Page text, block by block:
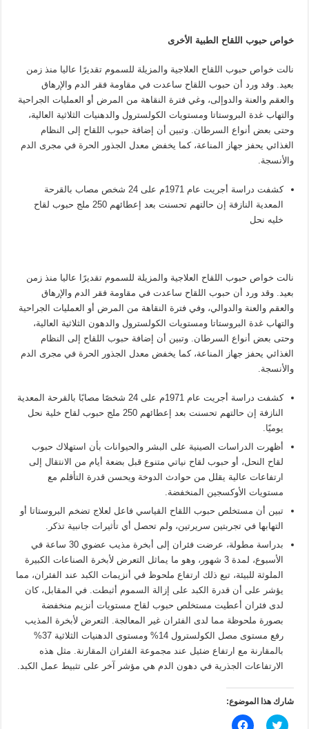
خواص حبوب اللقاح الطبية الأخرى
نالت خواص حبوب اللقاح العلاجية والمزيلة للسموم تقديرًا عاليا منذ زمن
بعيد. وقد ورد أن حبوب اللقاح ساعدت في مقاومة فقر الدم والإرهاق
والعقم والعنة والدوإلى، وغي فترة النقاهة من المرض أو العمليات الجراحية
والتهاب غدة البروستاتا ومستويات الكولسترول والدهنيات الثلاثية العالية،
وحتى بعض أنواع السرطان. وتبين أن إضافة حبوب اللقاح إلى النظام
الغذائي يحفز جهاز المناعة، كما يخفض معدل الجذور الحرة في مجرى الدم
والأنسجة.
كشفت دراسة أجريت عام 1971م على 24 شخص مصاب بالقرحة
المعدية النازفة إن حالتهم تحسنت بعد إعطائهم 250 ملج حبوب لقاح
خليه نحل
نالت خواص حبوب اللقاح العلاجية والمزيلة للسموم تقديرًا عاليا منذ زمن
بعيد. وقد ورد أن حبوب اللقاح ساعدت في مقاومة فقر الدم والإرهاق
والعقم والعنة والدوالي، وفي فترة النقاهة من المرض أو العمليات الجراحية
والتهاب غدة البروستاتا ومستويات الكولسترول والدهون الثلاثية العالية،
وحتى بعض أنواع السرطان. وتبين أن إضافة حبوب اللقاح إلى النظام
الغذائي يحفز جهاز المناعة، كما يخفض معدل الجذور الحرة في مجرى الدم
والأنسجة.
كشفت دراسة أجريت عام 1971م على 24 شخصًا مصابًا بالقرحة المعدية
النازفة إن حالتهم تحسنت بعد إعطائهم 250 ملج حبوب لقاح خلية نحل
يوميًا.
أظهرت الدراسات الصينية على البشر والحيوانات بأن استهلاك حبوب
لقاح النحل، أو حبوب لقاح نياتي متنوع قبل بضعة أيام من الانتقال إلى
ارتفاعات عالية يقلل من حوادث الدوخة ويحسن قدرة التأقلم مع
مستويات الأوكسجين المنخفضة.
تبين أن مستخلص حبوب اللقاح القياسي فاعل لعلاج تضخم البروستاتا أو
التهابها في تجربتين سريرتين، ولم تحصل أي تأثيرات جانبية تذكر.
بدراسة مطولة، عرضت فئران إلى أبخرة مذيب عضوي 30 ساعة في
الأسبوع، لمدة 3 شهور، وهو ما يماثل التعرض لأبخرة الصناعات الكبيرة
الملوثة للبيئة، تبع ذلك ارتفاع ملحوظ في أنزيمات الكبد عند الفئران، مما
يؤشر على أن قدرة الكبد على إزالة السموم أثبطت. في المقابل، كان
لدى فئران أعطيت مستخلص حبوب لقاح مستويات أنزيم منخفضة
بصورة ملحوظة مما لدى الفئران غير المعالجة. التعرض لأبخرة المذيب
رفع مستوى مصل الكولسترول 14% ومستوى الدهنيات الثلاثية 37%
بالمقارنة مع ارتفاع ضئيل عند مجموعة الفئران المقارنة. مثل هذه
الارتفاعات الجذرية في دهون الدم هي مؤشر آخر على تثبيط عمل الكبد.
شارك هذا الموضوع:
ا ا